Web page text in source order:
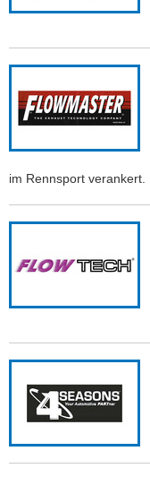
im Rennsport verankert.